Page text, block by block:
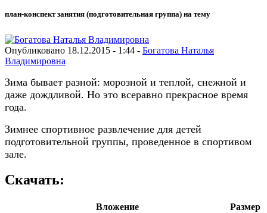
план-конспект занятия (подготовительная группа) на тему
Опубликовано 18.12.2015 - 1:44 - Богатова Наталья
Владимировна
Зима бывает разной: морозной и теплой, снежной и
даже дождливой. Но это всеравно прекрасное время
года.
Зимнее спортивное развлечение для детей
подготовительной группы, проведенное в спортивом
зале.
Скачать:
Вложение
Размер